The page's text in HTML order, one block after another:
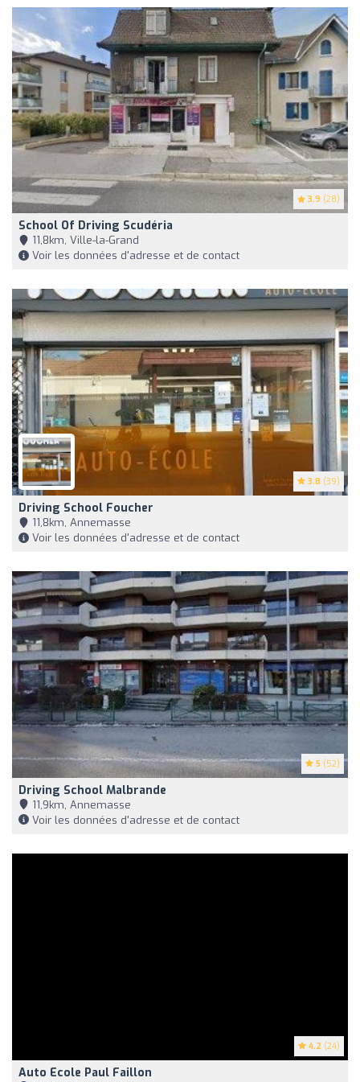
3.9 (28)
School Of Driving Scudéria
11,8km, Ville-la-Grand
Voir les données d'adresse et de contact
3.8 (39)
Driving School Foucher
11,8km, Annemasse
Voir les données d'adresse et de contact
5 (52)
Driving School Malbrande
11,9km, Annemasse
Voir les données d'adresse et de contact
4.2 (24)
Auto Ecole Paul Faillon